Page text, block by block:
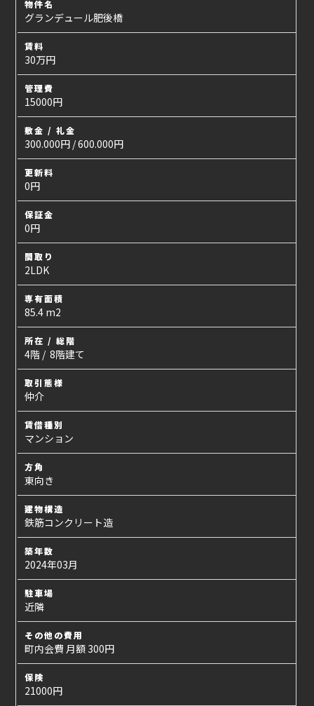
物件名
グランデュール肥後橋
賃料
30万円
管理費
15000円
敷金 / 礼金
300.000円 / 600.000円
更新料
0円
保証金
0円
間取り
2LDK
専有面積
85.4 m2
所在 / 総階
4階 / 8階建て
取引態様
仲介
賃借種別
マンション
方角
東向き
建物構造
鉄筋コンクリート造
築年数
2024年03月
駐車場
近隣
その他の費用
町内会費 月額 300円
保険
21000円